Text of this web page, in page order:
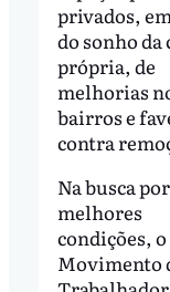
privados,
do sonho da
própria, de
melhorias
bairros e
contra
Na busca por
melhores
condições, o
Movimento